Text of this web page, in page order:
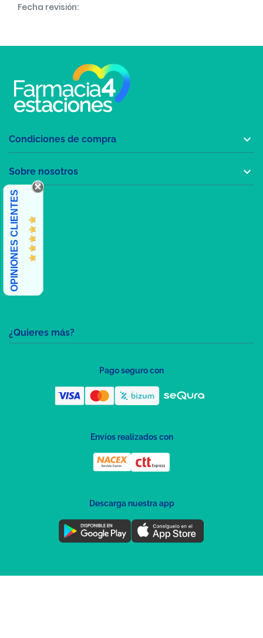
Fecha revisión:
¿Quieres más?
Condiciones de compra 
Sobre nosotros 
OPINIONES CLIENTES
Pago seguro con
Envíos realizados con
Descarga nuestra app